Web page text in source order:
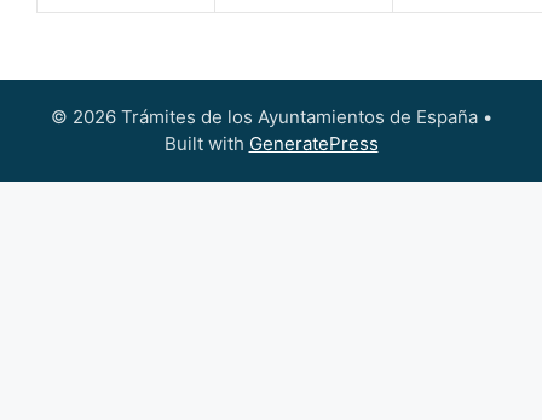
© 2026 Trámites de los Ayuntamientos de España•
Built with GeneratePress